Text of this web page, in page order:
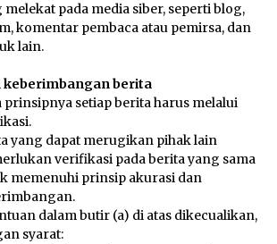
Santunan kepada Ahli
KSB: PERKARA COMBINE TIDAK BISA
LAPORAN SUDAH KE KEJAGUNG,
TUNGGU HITUNGAN KERUGIAN
DARI BPK ” Penanganan Perkara
Combine Tetap Berjalan Karena Sudah Menjadi
di KSB Ke Kejagung “
3 hari ago
Dampingi Wamenhub Tinjau
KM Mutiara Sentosa II di
melekat pada media siber, seperti blog,
komentar pembaca atau pemirsa, dan
lain.
keberimbangan berita
prinsipnya setiap berita harus melalui
yang dapat merugikan pihak lain
verifikasi pada berita yang sama
memenuhi prinsip akurasi dan
dalam butir (a) di atas dikecualikan,
syarat: